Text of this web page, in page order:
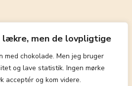
lækre, men de lovpligtige
med chokolade. Men jeg bruger
og lave statistik. Ingen mørke
acceptér og kom videre.